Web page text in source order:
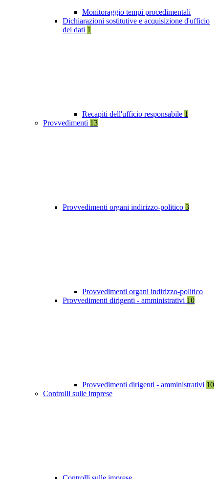
Monitoraggio tempi procedimentali
Dichiarazioni sostitutive e acquisizione d'ufficio
dei dati 1
Recapiti dell'ufficio responsabile 1
Provvedimenti 13
Provvedimenti organi indirizzo-politico 3
Provvedimenti organi indirizzo-politico
Provvedimenti dirigenti - amministrativi 10
Provvedimenti dirigenti - amministrativi 10
Controlli sulle imprese